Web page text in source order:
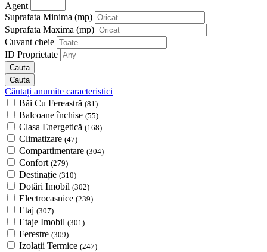
Agent
Suprafata Minima (mp)
Suprafata Maxima (mp)
Cuvant cheie
ID Proprietate
Căutați anumite caracteristici
Băi Cu Fereastră (81)
Balcoane închise (55)
Clasa Energetică (168)
Climatizare (47)
Compartimentare (304)
Confort (279)
Destinație (310)
Dotări Imobil (302)
Electrocasnice (239)
Etaj (307)
Etaje Imobil (301)
Ferestre (309)
Izolații Termice (247)